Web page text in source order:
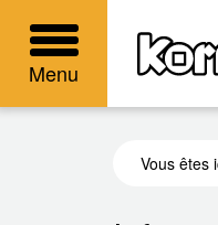
Menu
Vous êtes